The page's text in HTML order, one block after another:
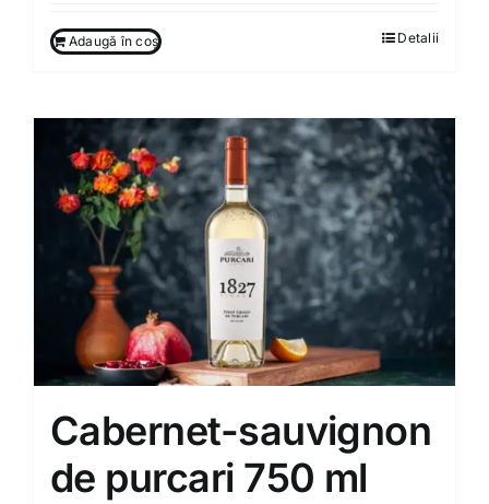
Adaugă în coș Detalii
Cabernet-sauvignon
de purcari 750 ml